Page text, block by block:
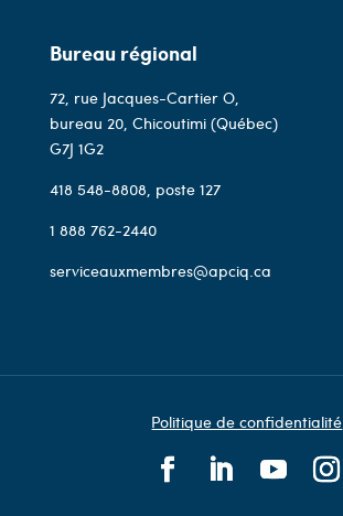
Bureau régional
72, rue Jacques-Cartier O,
bureau 20, Chicoutimi (Québec)
G7J 1G2
418 548-8808, poste 127
1 888 762-2440
serviceauxmembres@apciq.ca
Politique de confidentialité